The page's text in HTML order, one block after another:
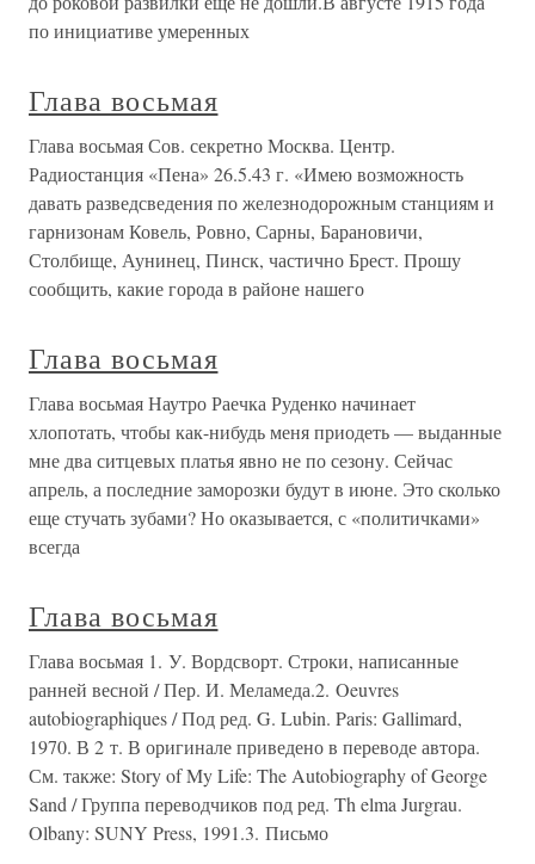
по инициативе умеренных
Глава восьмая
Глава восьмая Сов. секретно Москва. Центр.
Радиостанция «Пена» 26.5.43 г. «Имею возможность
давать разведсведения по железнодорожным станциям и
гарнизонам Ковель, Ровно, Сарны, Барановичи,
Столбище, Аунинец, Пинск, частично Брест. Прошу
сообщить, какие города в районе нашего
Глава восьмая
Глава восьмая Наутро Раечка Руденко начинает
хлопотать, чтобы как-нибудь меня приодеть — выданные
мне два ситцевых платья явно не по сезону. Сейчас
апрель, а последние заморозки будут в июне. Это сколько
еще стучать зубами? Но оказывается, с «политичками»
всегда
Глава восьмая
Глава восьмая 1. У. Вордсворт. Строки, написанные
ранней весной / Пер. И. Меламеда.2. Oeuvres
autobiographiques / Под ред. G. Lubin. Paris: Gallimard,
1970. В 2 т. В оригинале приведено в переводе автора.
См. также: Story of My Life: The Autobiography of George
Sand / Группа переводчиков под ред. Th elma Jurgrau.
Olbany: SUNY Press, 1991.3. Письмо